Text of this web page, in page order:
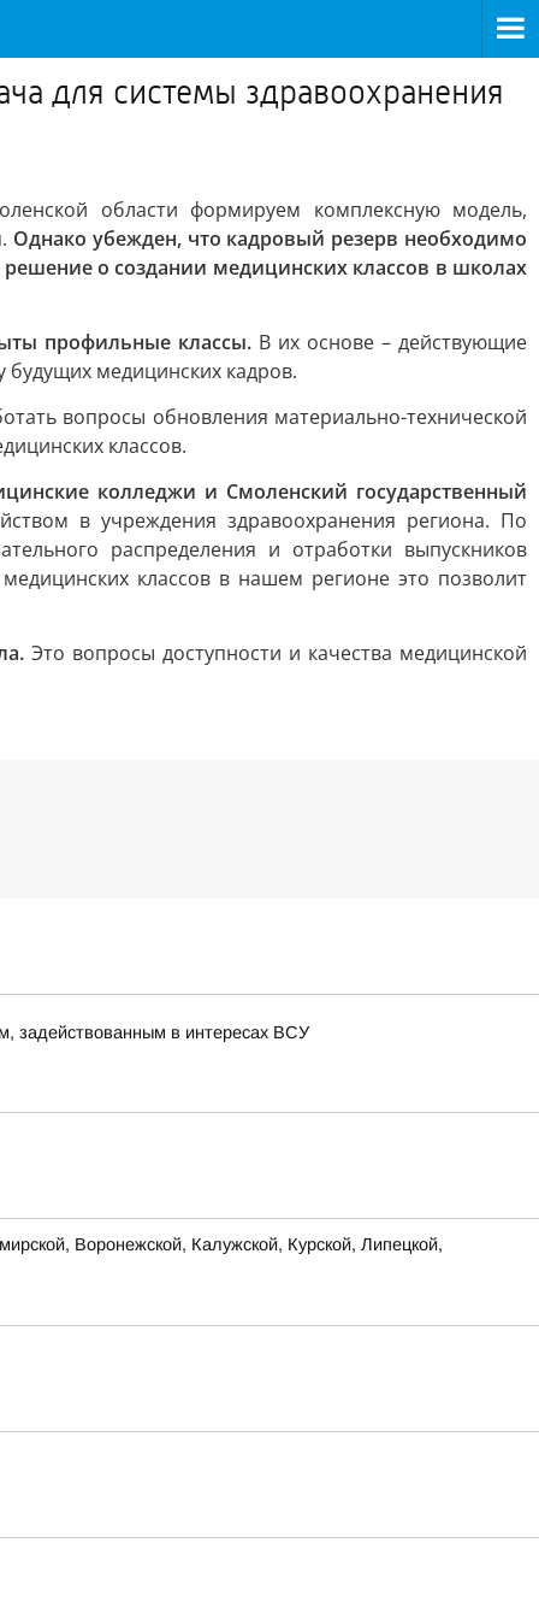
для системы здравоохранения
области формируем комплексную модель,
Однако убежден, что кадровый резерв необходимо
о создании медицинских классов в школах
профильные классы. В их основе – действующие
медицинских кадров.
вопросы обновления материально-технической
классов.
колледжи и Смоленский государственный
в учреждения здравоохранения региона. По
распределения и отработки выпускников
классов в нашем регионе это позволит
Это вопросы доступности и качества медицинской
задействованным в интересах ВСУ
Воронежской, Калужской, Курской, Липецкой,